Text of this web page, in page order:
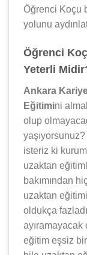
Öğrenci Koçu
yolunu
Öğrenci
Yeterli
Ankara
Eğitimini
olup
isteriz ki
uzaktan
bakımından
uzaktan
oldukça
eğitim eşsiz